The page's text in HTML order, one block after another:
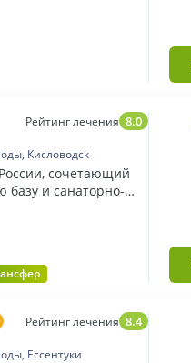
Рейтинг лечения 8.0
Кисловодск
сочетающий
базу и санаторно-
СПА-технологиям.
Рейтинг лечения 8.4
Ессентуки